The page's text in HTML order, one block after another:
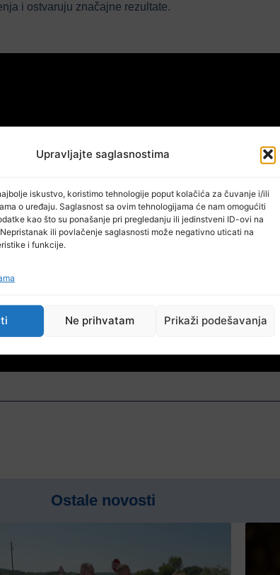
Upravljajte saglasnostima
iskustvo, koristimo tehnologije poput kolačića za čuvanje i/ili
o uređaju. Saglasnost sa ovim tehnologijama će nam omogućiti
kao što su ponašanje pri pregledanju ili jedinstveni ID-ovi na
ili povlačenje saglasnosti može negativno uticati na
i funkcije.
Ne prihvatam Prikaži podešavanja
i ostvaruju značajne rezultate.
Ostale novosti